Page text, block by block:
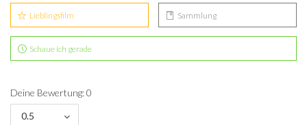
Lieblingsfilm Sammlung
Schaue ich gerade
Deine Bewertung: 0
0.5